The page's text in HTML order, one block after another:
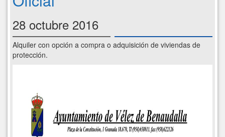
28 octubre 2016
Alquiler con opción a compra o adquisición de viviendas de
protección.